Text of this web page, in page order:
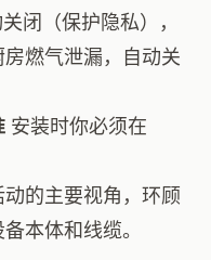
闭（保护隐私），
燃气泄漏，自动关
安装时你必须在
的主要视角，环顾
本体和线缆。